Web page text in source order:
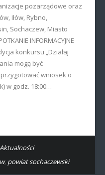
pozarządowe oraz
Iłów, Rybno,
Sochaczew, Miasto
INFORMACYJNE
konkursu „Działaj
mogą być
wniosek o
w godz. 18:00…
Aktualności
, powiat sochaczewski